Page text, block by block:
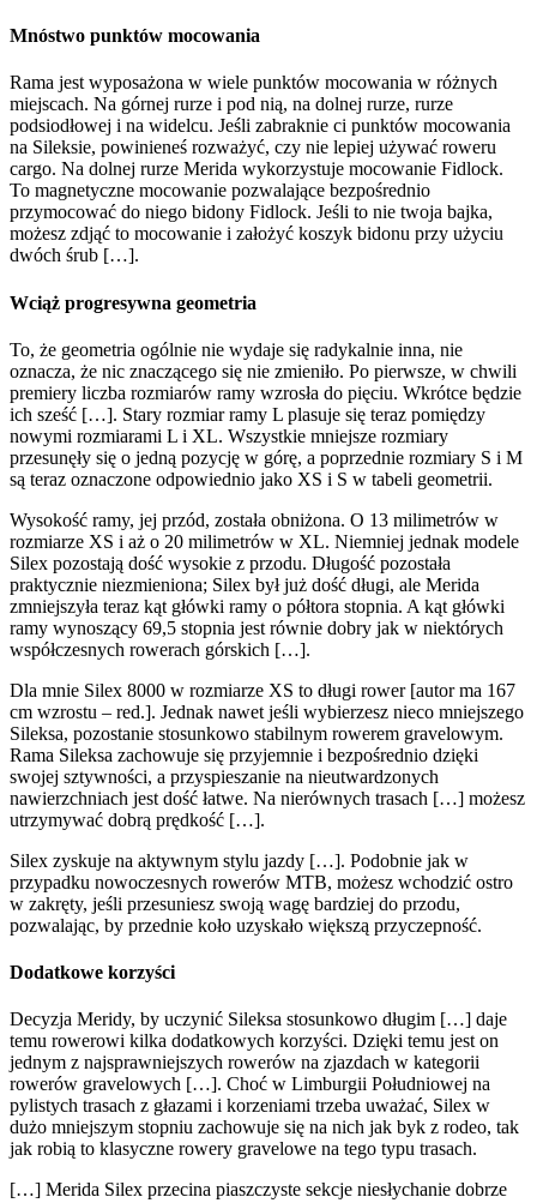
Mnóstwo punktów mocowania
Rama jest wyposażona w wiele punktów mocowania w różnych
miejscach. Na górnej rurze i pod nią, na dolnej rurze, rurze
podsiodłowej i na widelcu. Jeśli zabraknie ci punktów mocowania
na Sileksie, powinieneś rozważyć, czy nie lepiej używać roweru
cargo. Na dolnej rurze Merida wykorzystuje mocowanie Fidlock.
To magnetyczne mocowanie pozwalające bezpośrednio
przymocować do niego bidony Fidlock. Jeśli to nie twoja bajka,
możesz zdjąć to mocowanie i założyć koszyk bidonu przy użyciu
dwóch śrub […].
Wciąż progresywna geometria
To, że geometria ogólnie nie wydaje się radykalnie inna, nie
oznacza, że ​​nic znaczącego się nie zmieniło. Po pierwsze, w chwili
premiery liczba rozmiarów ramy wzrosła do pięciu. Wkrótce będzie
ich sześć […]. Stary rozmiar ramy L plasuje się teraz pomiędzy
nowymi rozmiarami L i XL. Wszystkie mniejsze rozmiary
przesunęły się o jedną pozycję w górę, a poprzednie rozmiary S i M
są teraz oznaczone odpowiednio jako XS i S w tabeli geometrii.
Wysokość ramy, jej przód, została obniżona. O 13 milimetrów w
rozmiarze XS i aż o 20 milimetrów w XL. Niemniej jednak modele
Silex pozostają dość wysokie z przodu. Długość pozostała
praktycznie niezmieniona; Silex był już dość długi, ale Merida
zmniejszyła teraz kąt główki ramy o półtora stopnia. A kąt główki
ramy wynoszący 69,5 stopnia jest równie dobry jak w niektórych
współczesnych rowerach górskich […].
Dla mnie Silex 8000 w rozmiarze XS to długi rower [autor ma 167
cm wzrostu – red.]. Jednak nawet jeśli wybierzesz nieco mniejszego
Sileksa, pozostanie stosunkowo stabilnym rowerem gravelowym.
Rama Sileksa zachowuje się przyjemnie i bezpośrednio dzięki
swojej sztywności, a przyspieszanie na nieutwardzonych
nawierzchniach jest dość łatwe. Na nierównych trasach […] możesz
utrzymywać dobrą prędkość […].
Silex zyskuje na aktywnym stylu jazdy […]. Podobnie jak w
przypadku nowoczesnych rowerów MTB, możesz wchodzić ostro
w zakręty, jeśli przesuniesz swoją wagę bardziej do przodu,
pozwalając, by przednie koło uzyskało większą przyczepność.
Dodatkowe korzyści
Decyzja Meridy, by uczynić Sileksa stosunkowo długim […] daje
temu rowerowi kilka dodatkowych korzyści. Dzięki temu jest on
jednym z najsprawniejszych rowerów na zjazdach w kategorii
rowerów gravelowych […]. Choć w Limburgii Południowej na
pylistych trasach z głazami i korzeniami trzeba uważać, Silex w
dużo mniejszym stopniu zachowuje się na nich jak byk z rodeo, tak
jak robią to klasyczne rowery gravelowe na tego typu trasach.
[…] Merida Silex przecina piaszczyste sekcje niesłychanie dobrze